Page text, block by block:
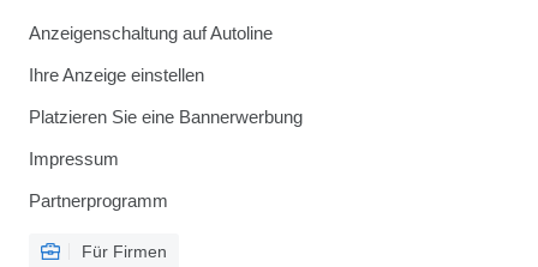
Anzeigenschaltung auf Autoline
Ihre Anzeige einstellen
Platzieren Sie eine Bannerwerbung
Impressum
Partnerprogramm
Für Firmen